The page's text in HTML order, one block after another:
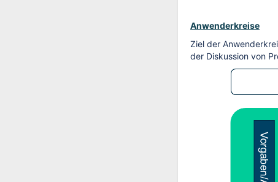
Anwenderkreise
Ziel der
der Diskussion von